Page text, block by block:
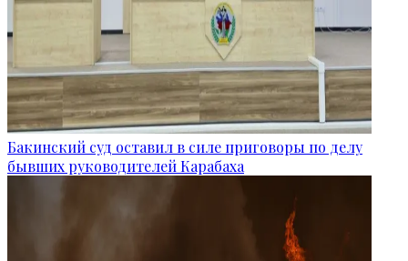
Бакинский суд оставил в силе приговоры по делу
бывших руководителей Карабаха